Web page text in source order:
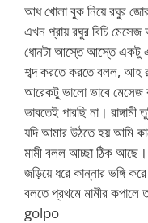
আধ খোলা বুক নিয়ে রঘুর
এখন প্রায় রঘুর বিচি
ধোনটা আস্তে আস্তে একটু
শব্দ করতে করতে বলল, আহ
আরেকটু ভালো ভাবে মেসেজ
ভাবতেই পারছি না।
যদি আমার উঠতে হয় আমি
মামী বলল আচ্ছা ঠিক
জড়িয়ে ধরে কান্নার ভঙ্গি
বলতে প্রথমে মামীর
golpo